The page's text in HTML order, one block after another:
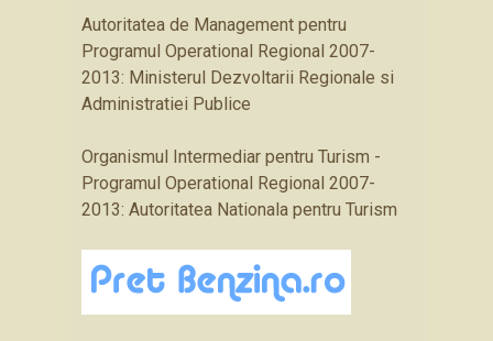
Autoritatea de Management pentru
Programul Operational Regional 2007-
2013: Ministerul Dezvoltarii Regionale si
Administratiei Publice
Organismul Intermediar pentru Turism -
Programul Operational Regional 2007-
2013: Autoritatea Nationala pentru Turism